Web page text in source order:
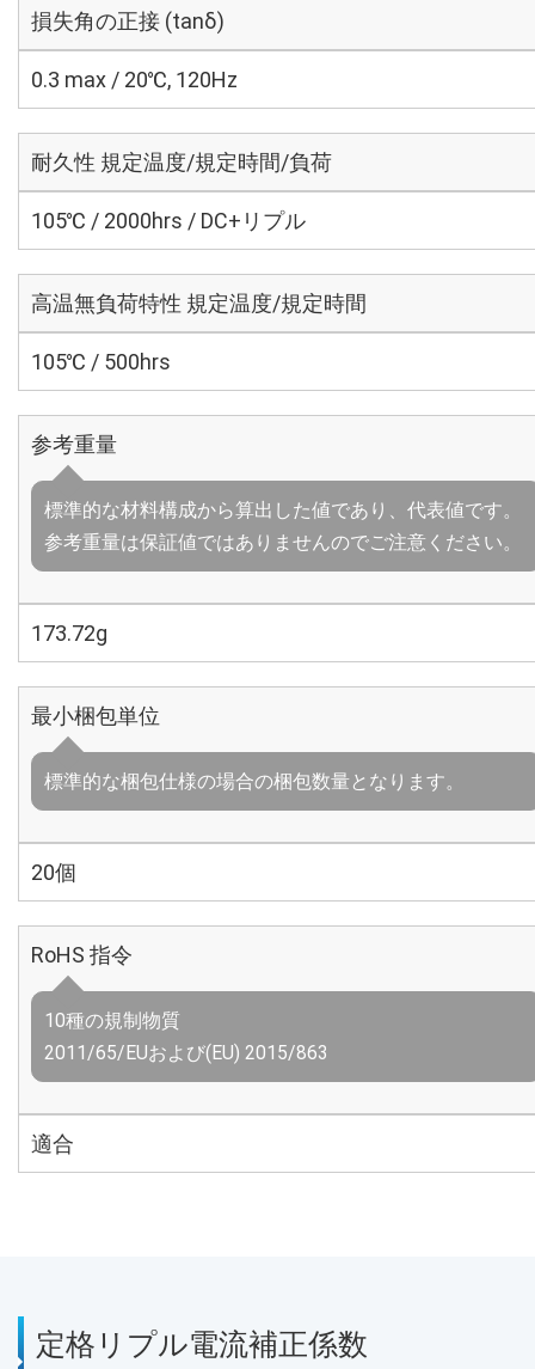
損失角の正接 (tanδ)
0.3 max / 20℃, 120Hz
耐久性 規定温度/規定時間/負荷
105℃ / 2000hrs / DC+リプル
高温無負荷特性 規定温度/規定時間
105℃ / 500hrs
参考重量
標準的な材料構成から算出した値であり、代表値です。
参考重量は保証値ではありませんのでご注意ください。
173.72g
最小梱包単位
標準的な梱包仕様の場合の梱包数量となります。
20個
RoHS 指令
10種の規制物質
2011/65/EUおよび(EU) 2015/863
適合
定格リプル電流補正係数